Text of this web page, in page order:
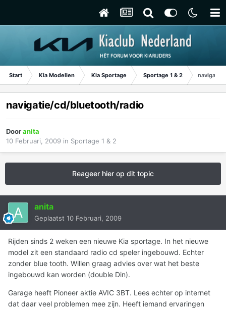
Start Kia Modellen Kia Sportage Sportage 1 & 2
navigatie/cd/bluetooth/radio
Dooranita
10 Februari, 2009 in Sportage 1 & 2
Reageer hier op dit topic
anita
Geplaatst 10 Februari, 2009
Rijden sinds 2 weken een nieuwe Kia sportage. In het nieuwe
model zit een standaard radio cd speler ingebouwd. Echter
zonder blue tooth. Willen graag advies over wat het beste
ingebouwd kan worden (double Din).
Garage heeft Pioneer aktie AVIC 3BT. Lees echter op internet
dat daar veel problemen mee zijn. Heeft iemand ervaringen